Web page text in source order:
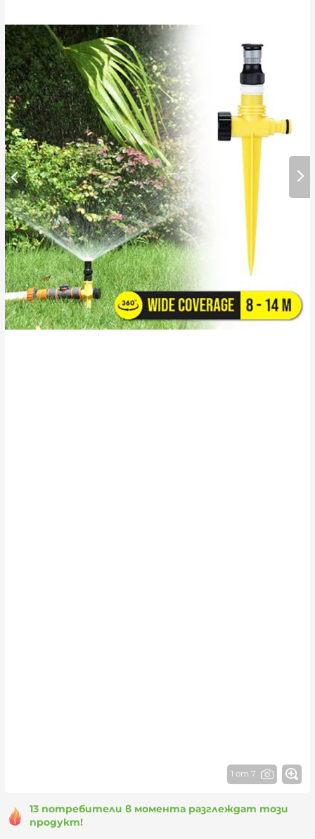
1 от 7
13 потребители в момента разглеждат този
продукт!